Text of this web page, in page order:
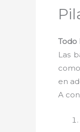
Todo
Las
en
A